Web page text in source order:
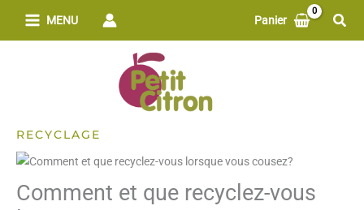
MENU Panier
RECYCLAGE
Comment et que recyclez-vous